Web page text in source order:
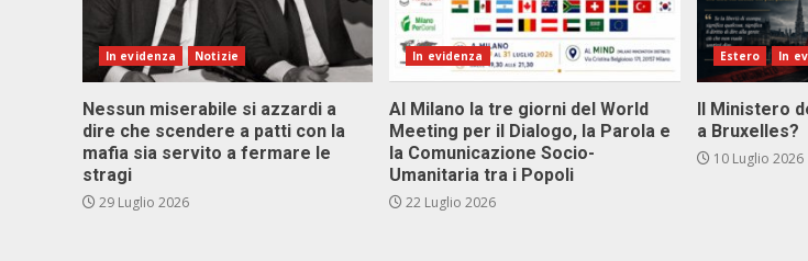
In evidenza Notizie
Nessun miserabile si azzardi a
dire che scendere a patti con la
mafia sia servito a fermare le
stragi
29 Luglio 2026
In evidenza
Al Milano la tre giorni del World
Meeting per il Dialogo, la Parola e
la Comunicazione Socio-
Umanitaria tra i Popoli
22 Luglio 2026
Estero In
Il Ministero
a Bruxelles?
10 Luglio 2026